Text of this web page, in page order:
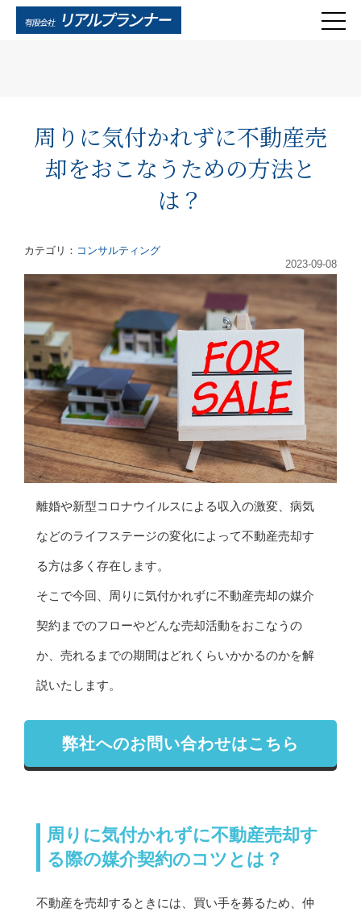
周りに気付かれずに不動産売
却をおこなうための方法と
は？
カテゴリ： コンサルティング
2023-09-08
離婚や新型コロナウイルスによる収入の激変、病気
などのライフステージの変化によって不動産売却す
る方は多く存在します。
そこで今回、周りに気付かれずに不動産売却の媒介
契約までのフローやどんな売却活動をおこなうの
か、売れるまでの期間はどれくらいかかるのかを解
説いたします。
弊社へのお問い合わせはこちら
周りに気付かれずに不動産売却す
る際の媒介契約のコツとは？
不動産を売却するときには、買い手を募るため、仲